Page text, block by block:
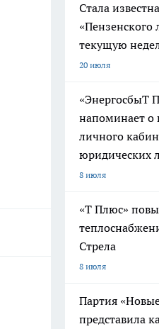
Стала
«Пензенского
текущую
20 июля
«ЭнергосбыТ
напоминает о
личного
юридических
8 июля
«Т Плюс»
Стрела
8 июля
Партия
представила